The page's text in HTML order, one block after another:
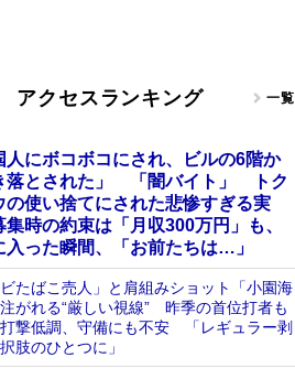
アクセスランキング 一覧
人にボコボコにされ、ビルの6階か
落とされた」 「闇バイト」 トク
の使い捨てにされた悲惨すぎる実
時の約束は「月収300万円」も、
入った瞬間、「お前たちは…」
ビたばこ売人」と肩組みショット「小園海
がれる“厳しい視線” 昨季の首位打者も
撃低調、守備にも不安 「レギュラー剥
肢のひとつに」